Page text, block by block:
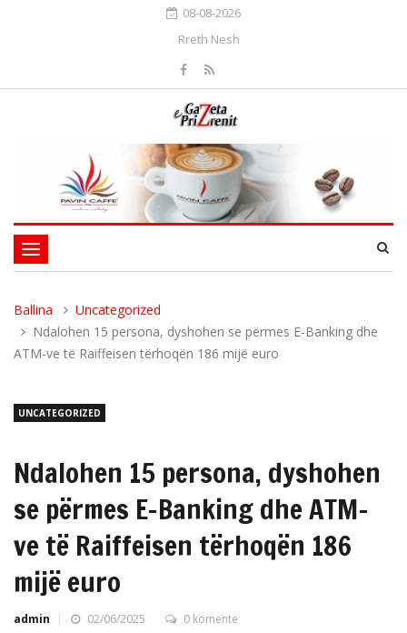
08-08-2026
Rreth Nesh
Toggle
navigation
Ballina
Uncategorized
Ndalohen 15 persona, dyshohen se përmes E-Banking dhe
ATM-ve të Raiffeisen tërhoqën 186 mijë euro
UNCATEGORIZED
Ndalohen 15 persona, dyshohen
se përmes E-Banking dhe ATM-
ve të Raiffeisen tërhoqën 186
mijë euro
admin 02/06/2025 0 komente